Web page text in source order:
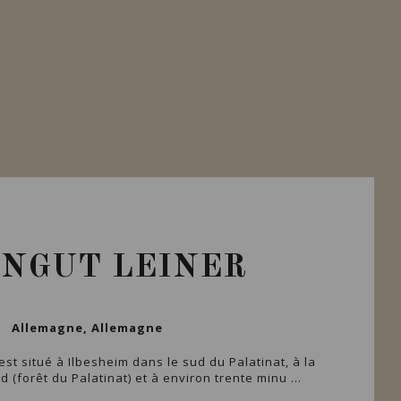
LEINER
Allemagne, Allemagne
situé à Ilbesheim dans le sud du Palatinat, à la
(forêt du Palatinat) et à environ trente minu ...